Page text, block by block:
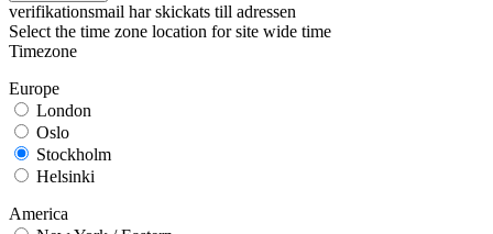
verifikationsmail har skickats till adressen
Select the time zone location for site wide time
Timezone
Europe
London
Oslo
Stockholm
Helsinki
America